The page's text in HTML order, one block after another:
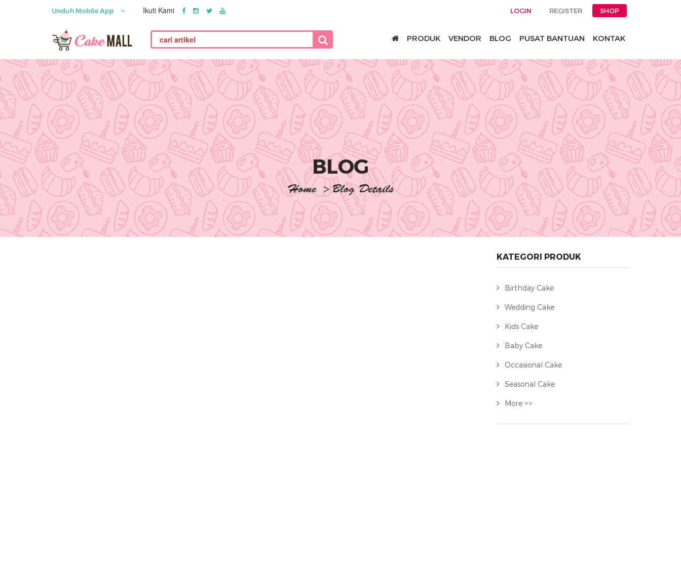
Unduh Mobile App Ikuti Kami LOGIN REGISTER SHOP
PRODUK VENDOR BLOG PUSAT BANTUAN KONTAK
BLOG
Home >Blog Details
KATEGORI PRODUK
Birthday Cake
Wedding Cake
Kids Cake
Baby Cake
Occasional Cake
Seasonal Cake
More >>